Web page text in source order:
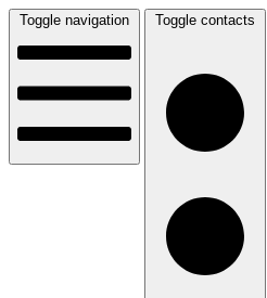
Перейти к основному содержанию
Toggle navigation Toggle contacts